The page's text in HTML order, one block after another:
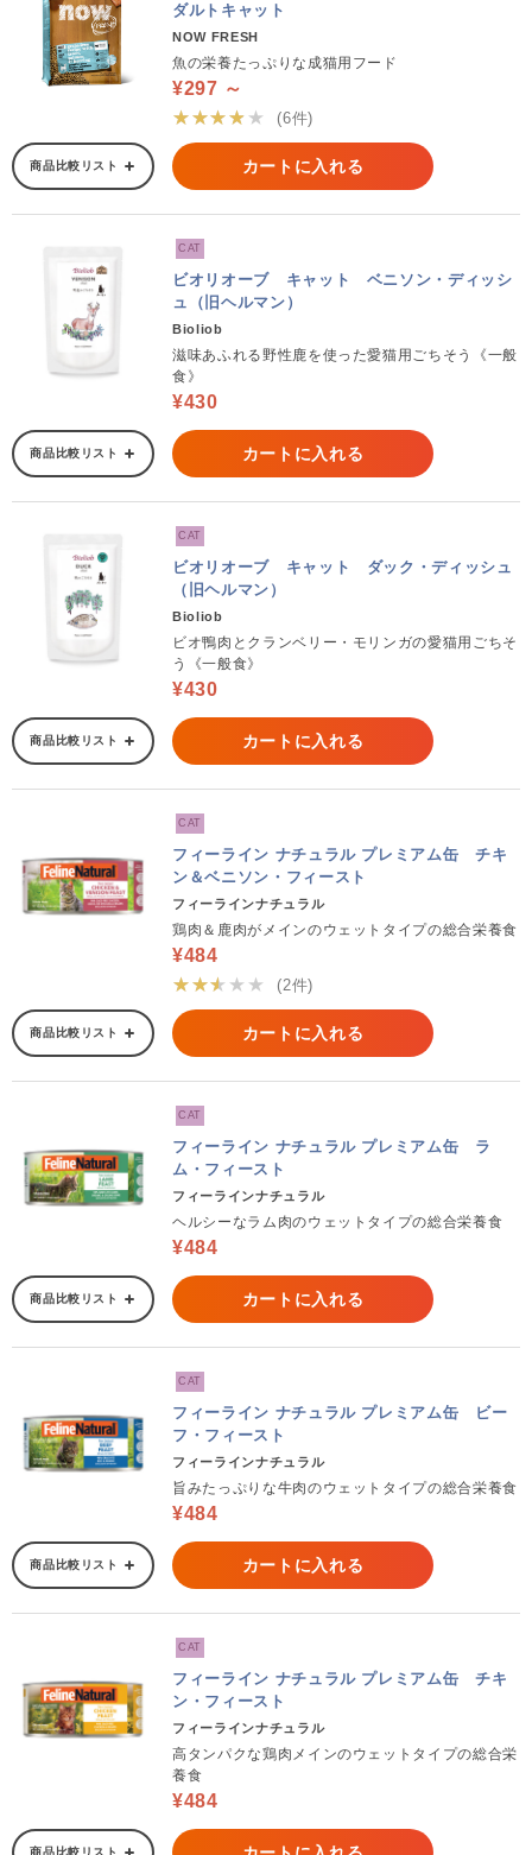
ダルトキャット
NOW FRESH
魚の栄養たっぷりな成猫用フード
¥297 ～
★★★★★
(6件)
商品比較リスト カートに入れる
CAT
ビオリオーブ キャット ベニソン・ディッシ
ュ（旧ヘルマン）
Bioliob
滋味あふれる野性鹿を使った愛猫用ごちそう《一般
食》
¥430
商品比較リスト カートに入れる
CAT
ビオリオーブ キャット ダック・ディッシュ
（旧ヘルマン）
Bioliob
ビオ鴨肉とクランベリー・モリンガの愛猫用ごちそ
う《一般食》
¥430
商品比較リスト カートに入れる
CAT
フィーライン ナチュラル プレミアム缶 チキ
ン＆ベニソン・フィースト
フィーラインナチュラル
鶏肉＆鹿肉がメインのウェットタイプの総合栄養食
¥484
★★★★★
(2件)
商品比較リスト カートに入れる
CAT
フィーライン ナチュラル プレミアム缶 ラ
ム・フィースト
フィーラインナチュラル
ヘルシーなラム肉のウェットタイプの総合栄養食
¥484
商品比較リスト カートに入れる
CAT
フィーライン ナチュラル プレミアム缶 ビー
フ・フィースト
フィーラインナチュラル
旨みたっぷりな牛肉のウェットタイプの総合栄養食
¥484
商品比較リスト カートに入れる
CAT
フィーライン ナチュラル プレミアム缶 チキ
ン・フィースト
フィーラインナチュラル
高タンパクな鶏肉メインのウェットタイプの総合栄
養食
¥484
商品比較リスト